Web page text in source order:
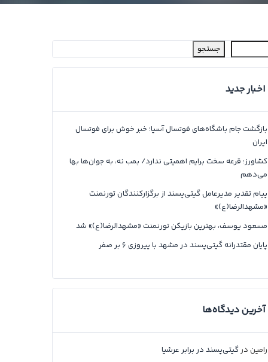
جستجو
اخبار جدید
بازگشت جام باشگاه‌های فوتسال آسیا؛ خبر خوش برای فوتسال
ایران
کشاورز: قرعه سخت برایم اهمیتی ندارد/ بمب نه، به جوان‌ها بها
می‌دهم
پیام تقدیر مدیرعامل گیتی‌پسند از برگزارکنندگان تورنمنت
«مشهدالرضا(ع)»
مسعود یوسف، بهترین بازیکن تورنمنت «مشهدالرضا(ع)» شد
پایان مقتدرانه گیتی‌پسند در مشهد با پیروزی ۶ بر صفر
آخرین دیدگاه‌ها
رامیندرگیتی‌پسند در برابر عرشیا